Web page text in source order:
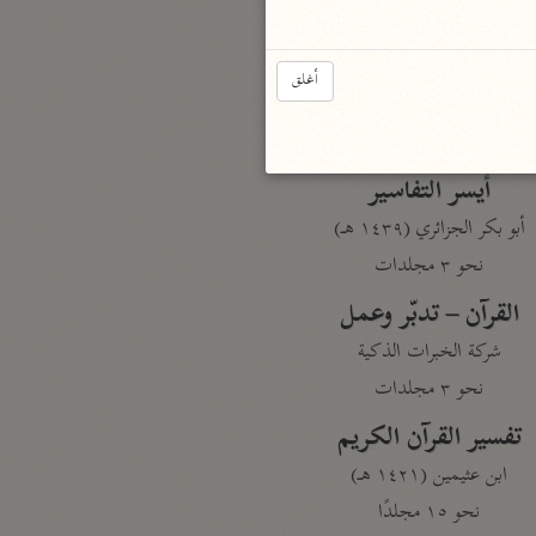
تيسير الكريم الرحمن
أيسر التفاسير
أبو بكر الجزائري (١٤٣٩ هـ)
نحو ٣ مجلدات
القرآن – تدبّر وعمل
شركة الخبرات الذكية
نحو ٣ مجلدات
تفسير القرآن الكريم
ابن عثيمين (١٤٢١ هـ)
نحو ١٥ مجلدًا
أغلق